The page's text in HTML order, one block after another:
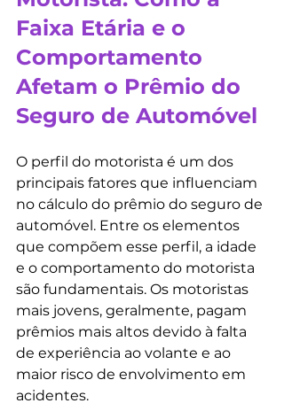
Faixa Etária e o
Comportamento
Afetam o Prêmio do
Seguro de Automóvel
O perfil do motorista é um dos
principais fatores que influenciam
no cálculo do prêmio do seguro de
automóvel. Entre os elementos
que compõem esse perfil, a idade
e o comportamento do motorista
são fundamentais. Os motoristas
mais jovens, geralmente, pagam
prêmios mais altos devido à falta
de experiência ao volante e ao
maior risco de envolvimento em
acidentes.